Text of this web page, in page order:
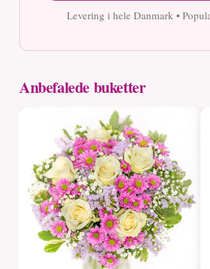
Levering i hele Danmark •
Anbefalede buketter